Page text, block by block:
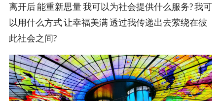
离开后 能重新思量 我可以为社会提供什么服务? 我可
以用什么方式 让幸福美满 透过我传递出去萦绕在彼
此社会之间?